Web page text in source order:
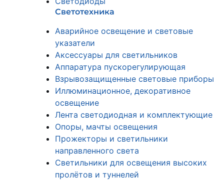
Светотехника
Аварийное освещение и световые
указатели
Аксессуары для светильников
Аппаратура пускорегулирующая
Взрывозащищенные световые приборы
Иллюминационное, декоративное
освещение
Лента светодиодная и комплектующие
Опоры, мачты освещения
Прожекторы и светильники
направленного света
Светильники для освещения высоких
пролётов и туннелей